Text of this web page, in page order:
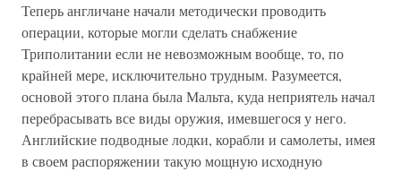
Теперь англичане начали методически проводить
операции, которые могли сделать снабжение
Триполитании если не невозможным вообще, то, по
крайней мере, исключительно трудным. Разумеется,
основой этого плана была Мальта, куда неприятель начал
перебрасывать все виды оружия, имевшегося у него.
Английские подводные лодки, корабли и самолеты, имея
в своем распоряжении такую мощную исходную